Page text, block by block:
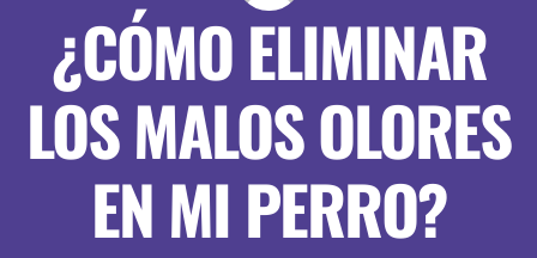
¿CÓMO ELIMINAR
LOS MALOS OLORES
EN MI PERRO?